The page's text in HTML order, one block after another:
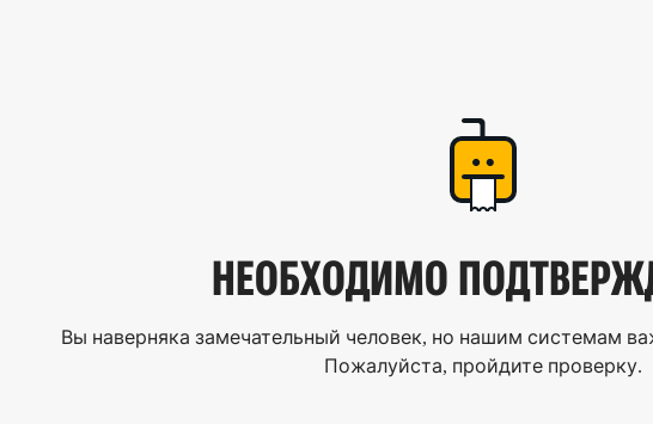
НЕОБХОДИМО
Вы наверняка замечательный человек, но нашим системам
Пожалуйста, пройдите проверку.